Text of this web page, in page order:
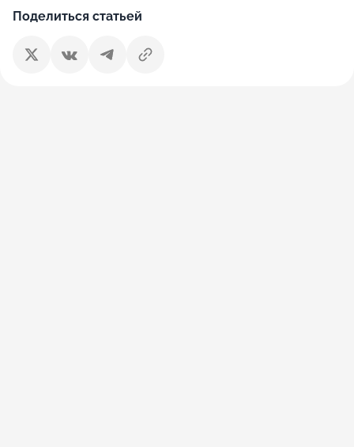
Поделиться статьей